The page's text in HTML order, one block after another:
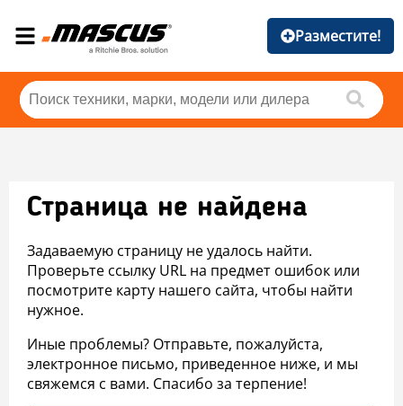
Разместите!
Страница не найдена
Задаваемую страницу не удалось найти.
Проверьте ссылку URL на предмет ошибок или
посмотрите карту нашего сайта, чтобы найти
нужное.
Иные проблемы? Отправьте, пожалуйста,
электронное письмо, приведенное ниже, и мы
свяжемся с вами. Спасибо за терпение!